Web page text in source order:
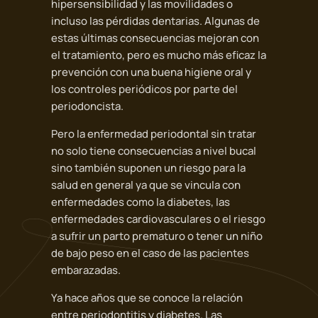
hipersensibilidad y las movilidades o
incluso las pérdidas dentarias. Algunas de
estas últimas consecuencias mejoran con
el tratamiento, pero es mucho más eficaz la
prevención con una buena higiene oral y
los controles periódicos por parte del
periodoncista.
Pero la enfermedad periodontal sin tratar
no solo tiene consecuencias a nivel bucal
sino también suponen un riesgo para la
salud en general ya que se vincula con
enfermedades como la diabetes, las
enfermedades cardiovasculares o el riesgo
a sufrir un parto prematuro o tener un niño
de bajo peso en el caso de las pacientes
embarazadas.
Ya hace años que se conoce la relación